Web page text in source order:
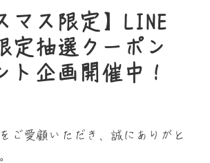
マス限定】LINE
定抽選クーポン
ト企画開催中！
ご愛顧いただき、誠にありがと